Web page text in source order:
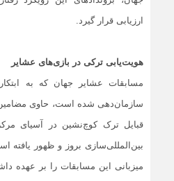
ارزیابی قرار گیرد.
هویت‌یابی ترکی در بازی‌های عشایر
سازمان‌دهی شده است، حاوی مضامین
قبایل ترک کوچ‌نشین در آسیای